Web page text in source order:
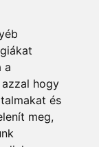
a
hogy
és
meg,